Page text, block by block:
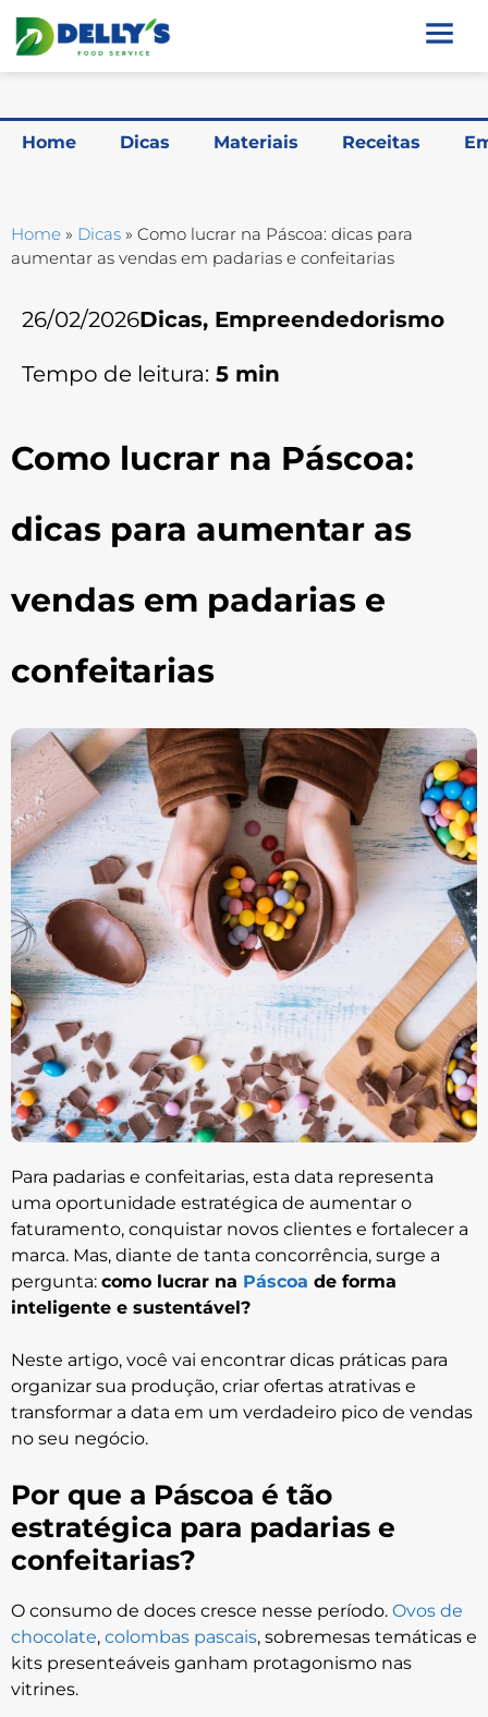
Home Dicas Materiais Receitas
Home » Dicas » Como lucrar na Páscoa: dicas para
aumentar as vendas em padarias e confeitarias
26/02/2026Dicas, Empreendedorismo
Tempo de leitura: 5 min
Como lucrar na Páscoa:
dicas para aumentar as
vendas em padarias e
confeitarias
Para padarias e confeitarias, esta data representa
uma oportunidade estratégica de aumentar o
faturamento, conquistar novos clientes e fortalecer a
marca. Mas, diante de tanta concorrência, surge a
pergunta: como lucrar na Páscoa de forma
inteligente e sustentável?
Neste artigo, você vai encontrar dicas práticas para
organizar sua produção, criar ofertas atrativas e
transformar a data em um verdadeiro pico de vendas
no seu negócio.
Por que a Páscoa é tão
estratégica para padarias e
confeitarias?
O consumo de doces cresce nesse período. Ovos de
chocolate, colombas pascais, sobremesas temáticas e
kits presenteáveis ganham protagonismo nas
vitrines.